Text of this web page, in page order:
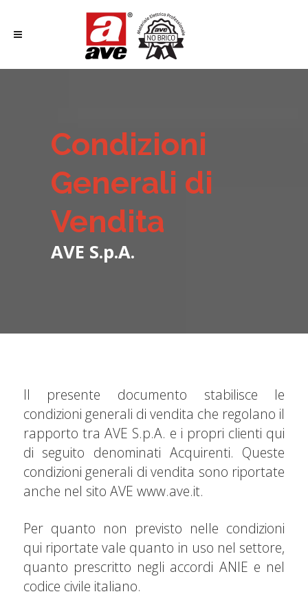
Condizioni
Generali di
Vendita
AVE S.p.A.
Il presente documento stabilisce le
condizioni generali di vendita che regolano il
rapporto tra AVE S.p.A. e i propri clienti qui
di seguito denominati Acquirenti. Queste
condizioni generali di vendita sono riportate
anche nel sito AVE www.ave.it.
Per quanto non previsto nelle condizioni
qui riportate vale quanto in uso nel settore,
quanto prescritto negli accordi ANIE e nel
codice civile italiano.